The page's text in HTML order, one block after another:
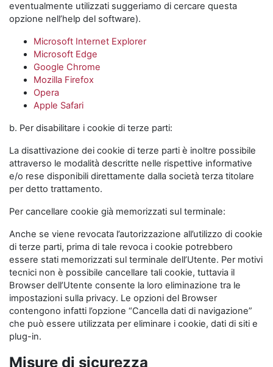
eventualmente utilizzati suggeriamo di cercare questa
opzione nell’help del software).
Microsoft Internet Explorer
Microsoft Edge
Google Chrome
Mozilla Firefox
Opera
Apple Safari
b. Per disabilitare i cookie di terze parti:
La disattivazione dei cookie di terze parti è inoltre possibile
attraverso le modalità descritte nelle rispettive informative
e/o rese disponibili direttamente dalla società terza titolare
per detto trattamento.
Per cancellare cookie già memorizzati sul terminale:
Anche se viene revocata l’autorizzazione all’utilizzo di cookie
di terze parti, prima di tale revoca i cookie potrebbero
essere stati memorizzati sul terminale dell’Utente. Per motivi
tecnici non è possibile cancellare tali cookie, tuttavia il
Browser dell’Utente consente la loro eliminazione tra le
impostazioni sulla privacy. Le opzioni del Browser
contengono infatti l’opzione “Cancella dati di navigazione”
che può essere utilizzata per eliminare i cookie, dati di siti e
plug-in.
Misure di sicurezza